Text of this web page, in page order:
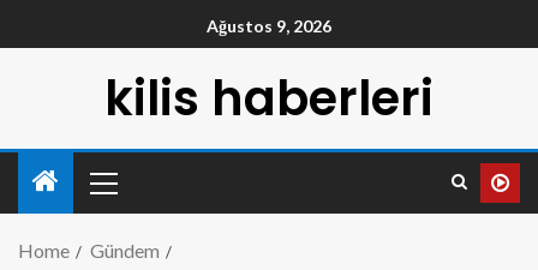
Ağustos 9, 2026
kilis haberleri
Home
Gündem